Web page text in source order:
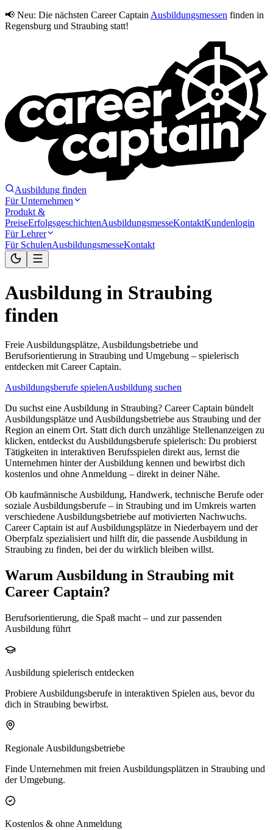
📢 Neu: Die nächsten Career Captain Ausbildungsmessen finden in
Regensburg und Straubing statt!
Ausbildung finden
Für Unternehmen
Produkt &
PreiseErfolgsgeschichtenAusbildungsmesseKontaktKundenlogin
Für Lehrer
Für SchulenAusbildungsmesseKontakt
Ausbildung in Straubing
finden
Freie Ausbildungsplätze, Ausbildungsbetriebe und
Berufsorientierung in Straubing und Umgebung – spielerisch
entdecken mit Career Captain.
Ausbildungsberufe spielenAusbildung suchen
Du suchst eine Ausbildung in Straubing? Career Captain bündelt
Ausbildungsplätze und Ausbildungsbetriebe aus Straubing und der
Region an einem Ort. Statt dich durch unzählige Stellenanzeigen zu
klicken, entdeckst du Ausbildungsberufe spielerisch: Du probierst
Tätigkeiten in interaktiven Berufsspielen direkt aus, lernst die
Unternehmen hinter der Ausbildung kennen und bewirbst dich
kostenlos und ohne Anmeldung – direkt in deiner Nähe.
Ob kaufmännische Ausbildung, Handwerk, technische Berufe oder
soziale Ausbildungsberufe – in Straubing und im Umkreis warten
verschiedene Ausbildungsbetriebe auf motivierten Nachwuchs.
Career Captain ist auf Ausbildungsplätze in Niederbayern und der
Oberpfalz spezialisiert und hilft dir, die passende Ausbildung in
Straubing zu finden, bei der du wirklich bleiben willst.
Warum Ausbildung in Straubing mit
Career Captain?
Berufsorientierung, die Spaß macht – und zur passenden
Ausbildung führt
Ausbildung spielerisch entdecken
Probiere Ausbildungsberufe in interaktiven Spielen aus, bevor du
dich in Straubing bewirbst.
Regionale Ausbildungsbetriebe
Finde Unternehmen mit freien Ausbildungsplätzen in Straubing und
der Umgebung.
Kostenlos & ohne Anmeldung